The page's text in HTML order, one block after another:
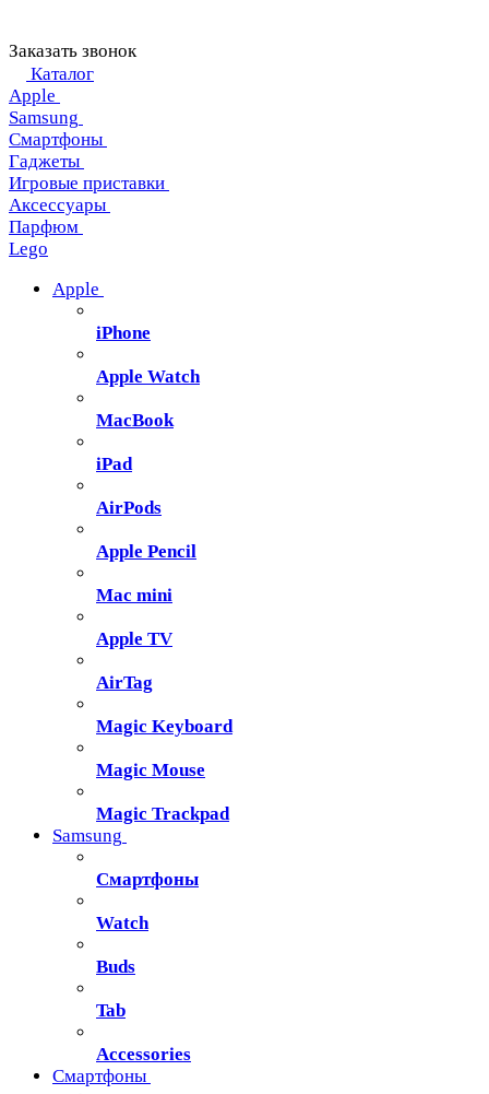
Заказать звонок
Каталог
Apple
Samsung
Смартфоны
Гаджеты
Игровые приставки
Аксессуары
Парфюм
Lego
Apple
iPhone
Apple Watch
MacBook
iPad
AirPods
Apple Pencil
Mac mini
Apple TV
AirTag
Magic Keyboard
Magic Mouse
Magic Trackpad
Samsung
Смартфоны
Watch
Buds
Tab
Accessories
Смартфоны